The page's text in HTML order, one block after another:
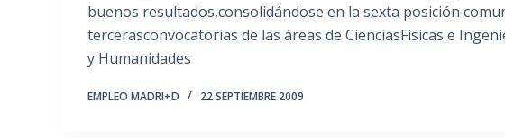
buenos resultados,consolidándose en la sexta posición
tercerasconvocatorias de las áreas de CienciasFísicas e
y Humanidades
EMPLEO MADRI+D 22 SEPTIEMBRE 2009